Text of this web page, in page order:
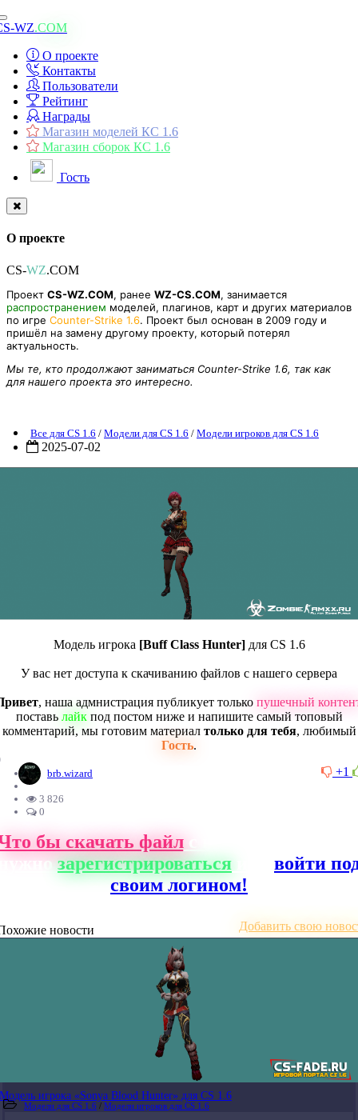
Toggle
navigation
WZ.COM
О проекте
Контакты
Пользователи
Рейтинг
Награды
Магазин моделей КС 1.6
Магазин сборок КС 1.6
Гость
О проекте
CS-WZ.COM
Проект CS-WZ.COM, ранее WZ-CS.COM, занимается
распространением моделей, плагинов, карт и других материалов
по игре Counter-Strike 1.6. Проект был основан в 2009 году и
пришёл на замену другому проекту, который потерял
актуальность.
Мы те, кто продолжают заниматься Counter-Strike 1.6, так как
для нашего проекта это интересно.
Все для CS 1.6 / Модели для CS 1.6 / Модели игроков для CS 1.6
2025-07-02
Модель игрока [Buff Class Hunter]для CS 1.6
У вас нет доступа к скачиванию файлов с нашего сервера
, наша адмнистрация публикует только пушечный
поставь лайкпод постом ниже и напишите самый топовый
комментарий, мы готовим материал только для тебя, любимый
Гость.
+1
brb.wizard
3 826
0
бы скачать файлс нашего сайта,
зарегистрироваться
войти
своим логином!
новости Добавить свою
Модель игрока «Sonya Blood Hunter» для CS 1.6
Модели для CS 1.6 / Модели игроков для CS 1.6